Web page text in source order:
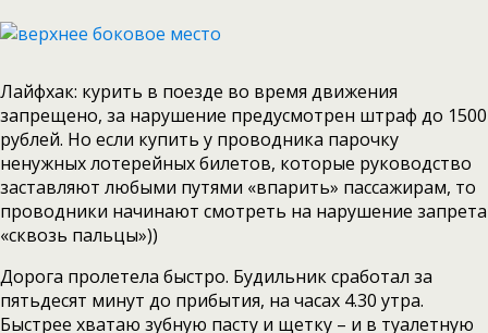
Лайфхак: курить в поезде во время движения
запрещено, за нарушение предусмотрен штраф до 1500
рублей. Но если купить у проводника парочку
ненужных лотерейных билетов, которые руководство
заставляют любыми путями «впарить» пассажирам, то
проводники начинают смотреть на нарушение запрета
«сквозь пальцы»))
Дорога пролетела быстро. Будильник сработал за
пятьдесят минут до прибытия, на часах 4.30 утра.
Быстрее хватаю зубную пасту и щетку – и в туалетную